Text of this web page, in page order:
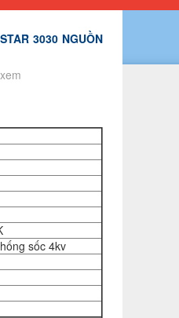
3030 NGUỒN
sốc 4kv